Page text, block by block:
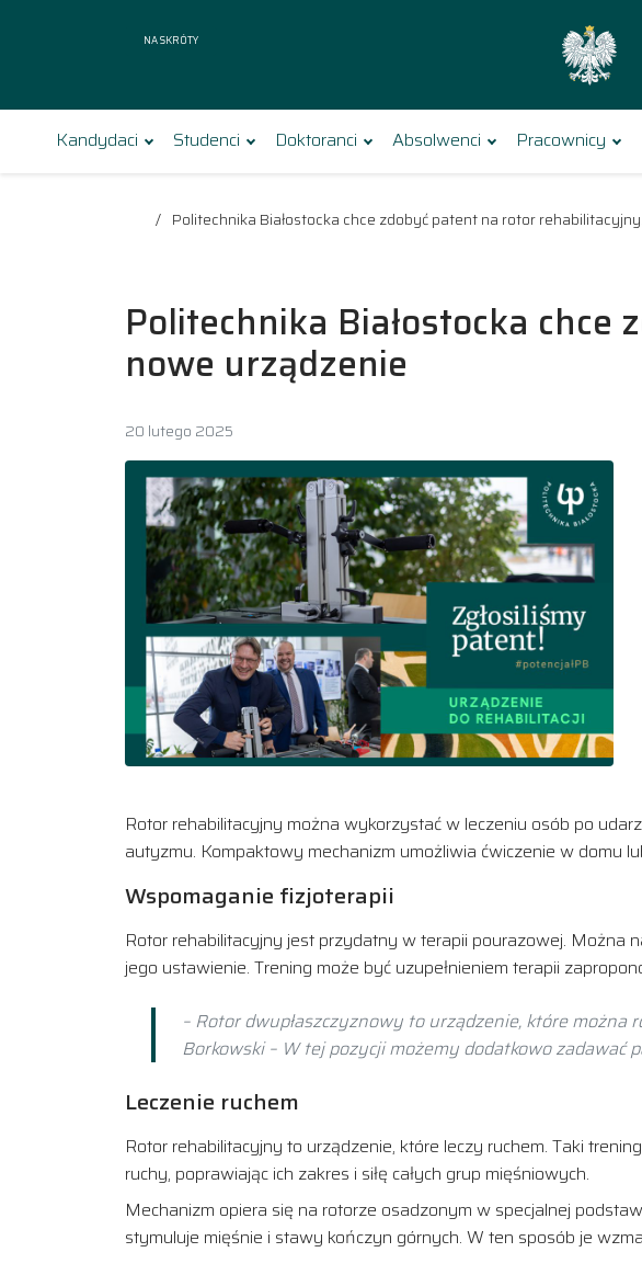
Na skróty
Kandydaci Studenci Doktoranci Absolwenci Pracownicy
Politechnika Białostocka chce zdobyć patent na rotor
Politechnika Białostocka
nowe urządzenie
20 lutego 2025
Rotor rehabilitacyjny można wykorzystać w leczeniu osób po
autyzmu. Kompaktowy mechanizm umożliwia ćwiczenie w domu
Wspomaganie fizjoterapii
Rotor rehabilitacyjny jest przydatny w terapii pourazowej. Można
jego ustawienie. Trening może być uzupełnieniem terapii
– Rotor dwupłaszczyznowy to urządzenie, które można
Borkowski – W tej pozycji możemy dodatkowo zadawać
Leczenie ruchem
Rotor rehabilitacyjny to urządzenie, które leczy ruchem. Taki
ruchy, poprawiając ich zakres i siłę całych grup mięśniowych.
Mechanizm opiera się na rotorze osadzonym w specjalnej
stymuluje mięśnie i stawy kończyn górnych. W ten sposób je